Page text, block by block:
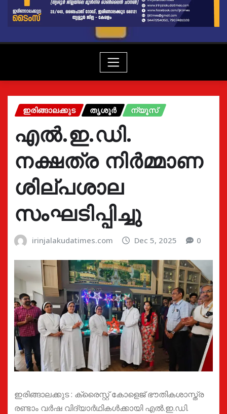
ഇരിങ്ങാലക്കുട തൃശൂർ ന്യൂസ്
എൽ.ഇ.ഡി.
നക്ഷത്ര നിർമ്മാണ
ശില്പശാല
സംഘടിപ്പിച്ചു
irinjalakudatimes.com Dec 5, 2025 0
ഇരിങ്ങാലക്കുട : ക്രൈസ്റ്റ് കോളെജ് ഭൗതികശാസ്ത്ര
രണ്ടാം വർഷ വിദ്യാർഥികൾക്കായി എൽ.ഇ.ഡി.